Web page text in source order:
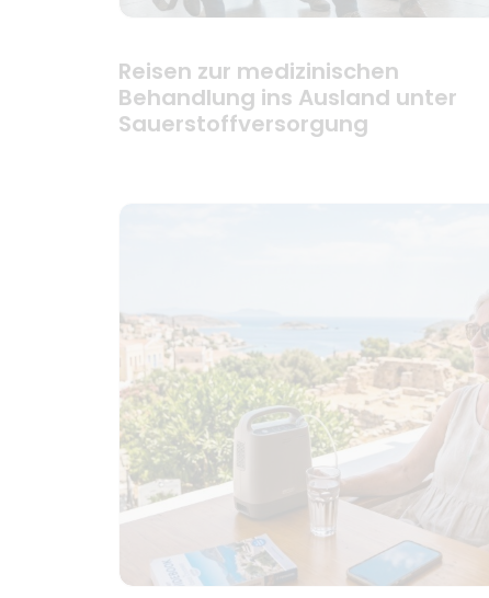
Reisen zur medizinischen
Behandlung ins Ausland unter
Sauerstoffversorgung